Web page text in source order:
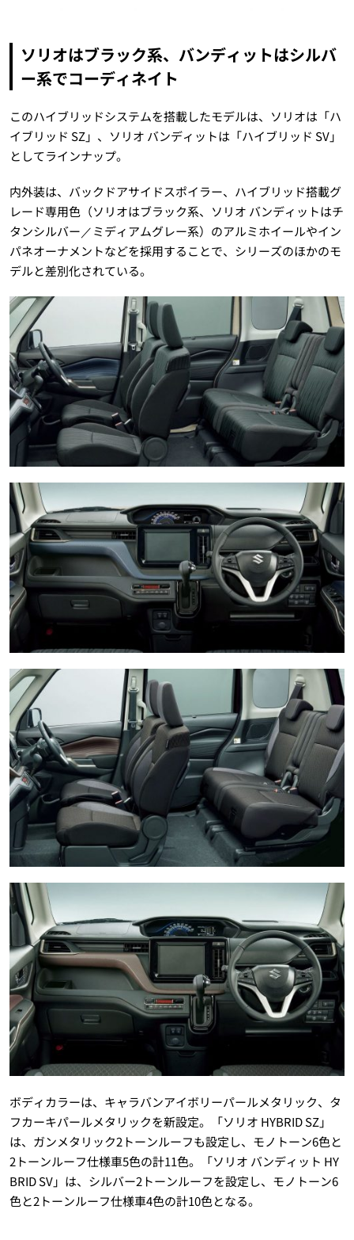
ソリオはブラック系、バンディットはシルバ
ー系でコーディネイト
このハイブリッドシステムを搭載したモデルは、ソリオは「ハ
イブリッド SZ」、ソリオ バンディットは「ハイブリッド SV」
としてラインナップ。
内外装は、バックドアサイドスポイラー、ハイブリッド搭載グ
レード専用色（ソリオはブラック系、ソリオ バンディットはチ
タンシルバー／ミディアムグレー系）のアルミホイールやイン
パネオーナメントなどを採用することで、シリーズのほかのモ
デルと差別化されている。
ボディカラーは、キャラバンアイボリーパールメタリック、タ
フカーキパールメタリックを新設定。「ソリオ HYBRID SZ」
は、ガンメタリック2トーンルーフも設定し、モノトーン6色と
2トーンルーフ仕様車5色の計11色。「ソリオ バンディット HY
BRID SV」は、シルバー2トーンルーフを設定し、モノトーン6
色と2トーンルーフ仕様車4色の計10色となる。